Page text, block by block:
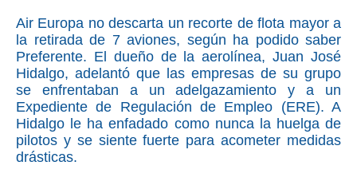
Air Europa no descarta un recorte de flota mayor a
la retirada de 7 aviones, según ha podido saber
Preferente. El dueño de la aerolínea, Juan José
Hidalgo, adelantó que las empresas de su grupo
se enfrentaban a un adelgazamiento y a un
Expediente de Regulación de Empleo (ERE). A
Hidalgo le ha enfadado como nunca la huelga de
pilotos y se siente fuerte para acometer medidas
drásticas.